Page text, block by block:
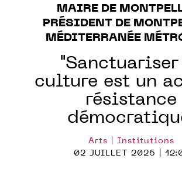
MAIRE DE
PRÉSIDENT DE
MÉDITERRANÉE
culture est un
résistance
Arts | Institutions
02 JUILLET 2026 |